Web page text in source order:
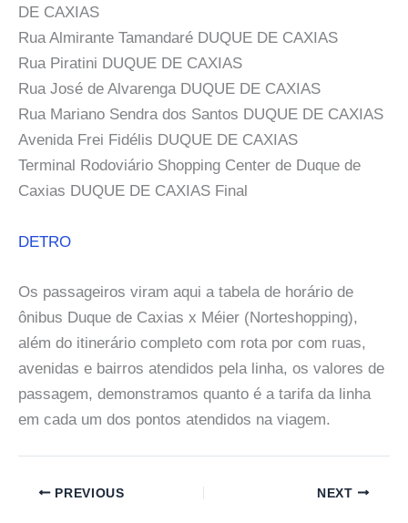
DE CAXIAS
Rua Almirante Tamandaré DUQUE DE CAXIAS
Rua Piratini DUQUE DE CAXIAS
Rua José de Alvarenga DUQUE DE CAXIAS
Rua Mariano Sendra dos Santos DUQUE DE CAXIAS
Avenida Frei Fidélis DUQUE DE CAXIAS
Terminal Rodoviário Shopping Center de Duque de
Caxias DUQUE DE CAXIAS Final
DETRO
Os passageiros viram aqui a tabela de horário de
ônibus Duque de Caxias x Méier (Norteshopping),
além do itinerário completo com rota por com ruas,
avenidas e bairros atendidos pela linha, os valores de
passagem, demonstramos quanto é a tarifa da linha
em cada um dos pontos atendidos na viagem.
PREVIOUS NEXT